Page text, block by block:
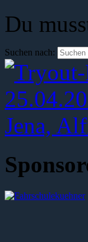
Du
Suchen nach: